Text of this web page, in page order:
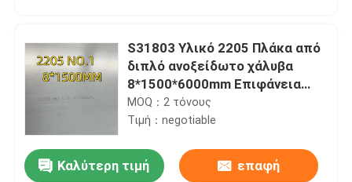
Σπίτι
Βίντεο
S31803 Υλικό 2205 Πλάκα από
διπλό ανοξείδωτο χάλυβα
8*1500*6000mm Επιφάνεια
NO.1
MOQ：2 τόνους
Τιμή：negotiable
Καλύτερη τιμή επαφή